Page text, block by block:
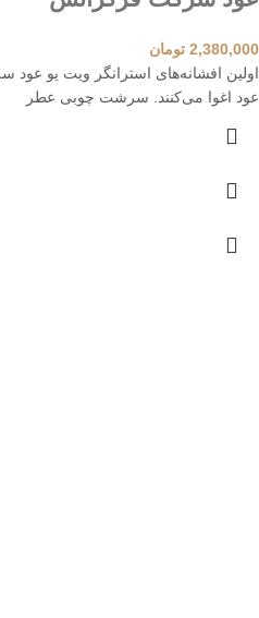
2,380,000 تومان
اولین افشانه‌های استرانگر ویت یو عود
عود اغوا می‌کنند. سرشت چوبی عطر